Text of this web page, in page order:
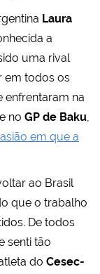
Laura
a
uma rival
em todos os
enfrentaram na
no GP de Baku,
em que a
ao Brasil
que o trabalho
De todos
senti tão
do Cesec-